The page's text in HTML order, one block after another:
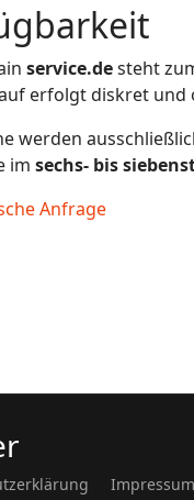
service.desteht
erfolgt diskret
werden
im sechs- bis
Anfrage
Impressum